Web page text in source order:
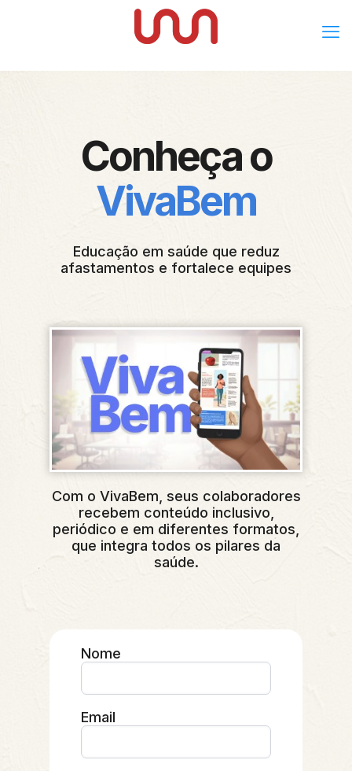
Conheça o
VivaBem
Educação em saúde que reduz
afastamentos e fortalece equipes
Com o VivaBem, seus colaboradores
recebem conteúdo inclusivo,
periódico e em diferentes formatos,
que integra todos os pilares da
saúde.
Nome
Email